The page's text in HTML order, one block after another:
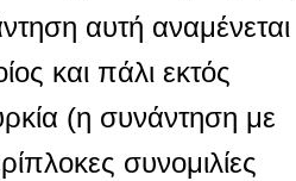
αυτή αναμένεται
και πάλι εκτός
(η συνάντηση με
συνομιλίες